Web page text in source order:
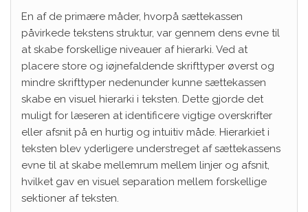
En af de primære måder, hvorpå sættekassen
påvirkede tekstens struktur, var gennem dens evne til
at skabe forskellige niveauer af hierarki. Ved at
placere store og iøjnefaldende skrifttyper øverst og
mindre skrifttyper nedenunder kunne sættekassen
skabe en visuel hierarki i teksten. Dette gjorde det
muligt for læseren at identificere vigtige overskrifter
eller afsnit på en hurtig og intuitiv måde. Hierarkiet i
teksten blev yderligere understreget af sættekassens
evne til at skabe mellemrum mellem linjer og afsnit,
hvilket gav en visuel separation mellem forskellige
sektioner af teksten.